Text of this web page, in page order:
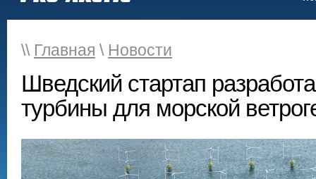
\\ Главная \ Новости
Шведский стартап
турбины для морской